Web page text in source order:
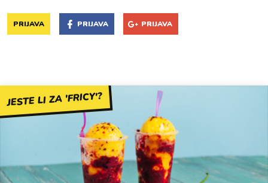
PRIJAVA PRIJAVA PRIJAVA
JESTE LI ZA 'FRICY'?